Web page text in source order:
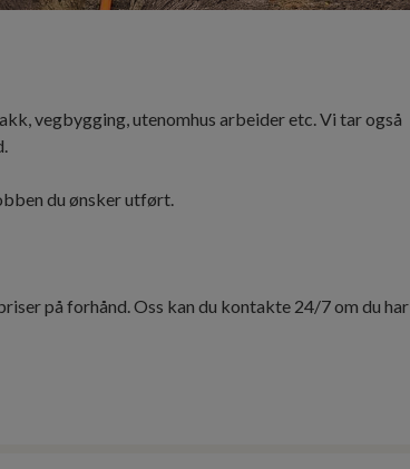
vegbygging, utenomhus arbeider etc. Vi tar også
du ønsker utført.
på forhånd. Oss kan du kontakte 24/7 om du har